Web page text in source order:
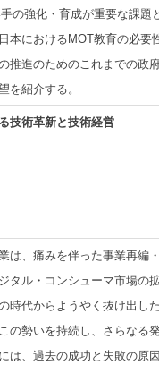
手の強化・育成が重要な課題
本におけるMOT教育の必要
推進のためのこれまでの政
を紹介する。
技術革新と技術経営
は、痛みを伴った事業再編
タル・コンシューマ市場の
時代からようやく抜け出し
の勢いを持続し、さらなる
は、過去の成功と失敗の原